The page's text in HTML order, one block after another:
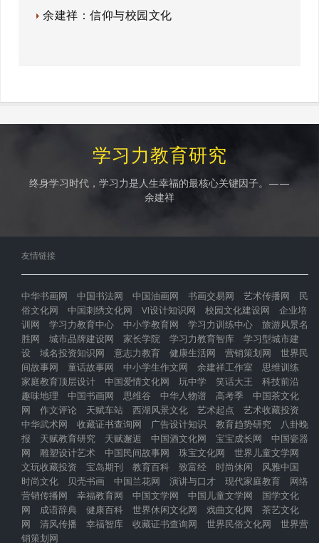
余建祥：信仰与校园文化
学习力教育研究
终身学习时代，学习力是人生幸福的最核心关键因子。——
余建祥
友情链接
中华书画网 中国书法网 中国油画网 书画交易网 艺术传播网
民
俗文化网
中国刺绣文化网 VI设计知识网 校园文化建设网
企业培
训网
学习力教育中心 中小学教育网 学习力训练中心
旅游风景名
胜网
城市品牌建设网 家长学院 学习力教育智库
学习型城市建
设
域名投资知识网 意志力教育 健康生活网 营销策划网
世界民
间故事网
童话故事网 中小学生作文网 余建祥工作室
思维训练
家庭教育顶层设计
中国爱情文化网 玩中学 笑话大王
科技前沿
趣味地理
中国书画网 思维谷 中华人物谱 高考季
中国茶文化
网
作文评论 天赋车站 西湖风景文化 艺术起点
艺术收藏投资
中华武术网
收藏证书查询网 广告设计知识 教育趋势研究
八卦晚
报
天赋教育研究 天赋邂逅 中国酒文化网 宝宝成长网
中国瓷器
网
雕塑设计艺术 中国民间故事网 珠宝文化网
世界儿童文学网
文玩收藏投资
宝岛期刊 教育百科 致富经 时尚休闲
风雅中国
时尚文化
贝壳书画 中国兰花网 演讲与口才 现代家庭教育
网络
营销传播网
幸福教育网 中国文学网 中国儿童文学网
国学文化
网
成语辞典 健康百科 世界休闲文化网 戏曲文化网
茶艺文化
网
清风传播 幸福智库 收藏证书查询网 世界民俗文化网
世界营
销策划网